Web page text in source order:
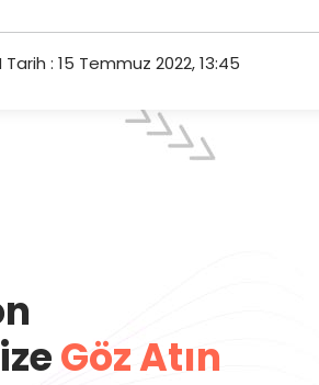
Tarih : 15 Temmuz 2022, 13:45
Göz Atın